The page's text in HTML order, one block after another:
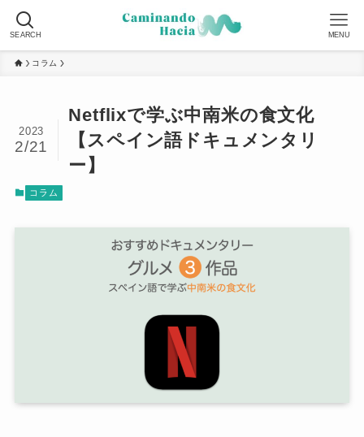
SEARCH MENU
コラム
Netflixで学ぶ中南米の食文化
【スペイン語ドキュメンタリ
ー】
2023
2/21
コラム